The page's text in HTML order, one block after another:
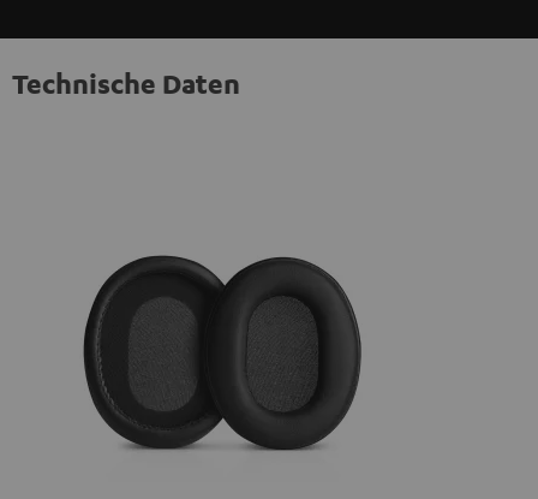
Drittplattformen übermittelt werden.
Technische Daten